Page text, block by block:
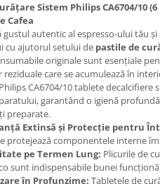
Sistem Philips CA6704/10
Cafea
gustul autentic al espresso-ului tău
cu ajutorul setului de pastile de
originale sunt esențiale
reziduale care se acumulează în
CA6704/10 tablete
garantând o igienă
preparate.
Extinsă și Protecție pentru
protejează componentele interne
pe Termen Lung: Plicurile de
sunt indispensabile bunei
în Profunzime: Tabletele de